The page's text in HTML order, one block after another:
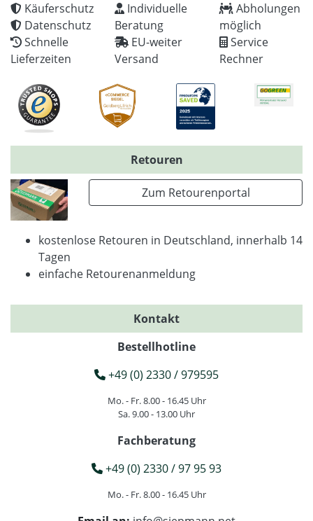
Käuferschutz
Datenschutz
Schnelle
Lieferzeiten
Individuelle
Beratung
EU-weiter
Versand
Abholungen
möglich
Service
Rechner
Retouren
Zum Retourenportal
kostenlose Retouren in Deutschland, innerhalb 14
Tagen
einfache Retourenanmeldung
Kontakt
Bestellhotline
+49 (0) 2330 / 979595
Mo. - Fr. 8.00 - 16.45 Uhr
Sa. 9.00 - 13.00 Uhr
Fachberatung
+49 (0) 2330 / 97 95 93
Mo. - Fr. 8.00 - 16.45 Uhr